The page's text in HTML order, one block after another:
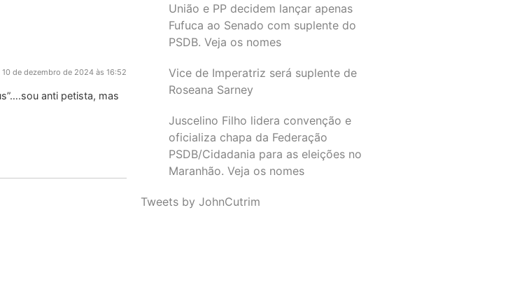
10 de dezembro de 2024 às 16:52
anti petista, mas
União e PP decidem lançar apenas
Fufuca ao Senado com suplente do
PSDB. Veja os nomes
Vice de Imperatriz será suplente de
Roseana Sarney
Juscelino Filho lidera convenção e
oficializa chapa da Federação
PSDB/Cidadania para as eleições no
Maranhão. Veja os nomes
Tweets by JohnCutrim